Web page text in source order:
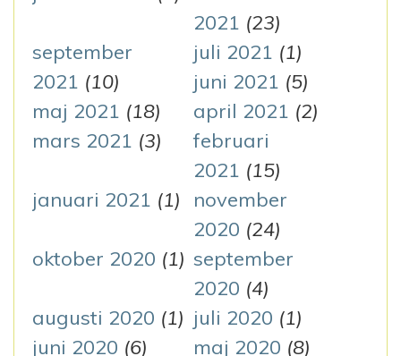
2021 (23)
september
2021 (10)
juli 2021 (1)
juni 2021 (5)
maj 2021 (18) april 2021 (2)
mars 2021 (3)
februari
2021 (15)
januari 2021 (1)
november
2020 (24)
oktober 2020 (1) september
2020 (4)
augusti 2020 (1) juli 2020 (1)
juni 2020 (6) maj 2020 (8)